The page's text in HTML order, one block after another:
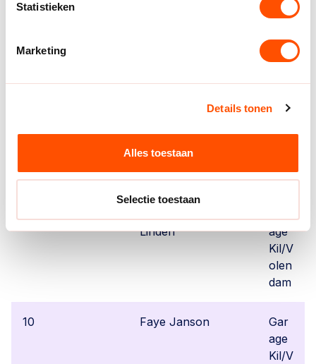
Statistieken
Marketing
Details tonen
Alles toestaan
Selectie toestaan
OTT
O
Wor
e/V
am
Linden
age
Kil/V
olen
dam
10 Faye Janson
Gar
age
Kil/V